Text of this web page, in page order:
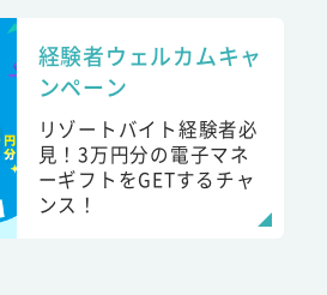
経験者ウェルカムキャ
ンペーン
リゾートバイト経験者必
見！3万円分の電子マネ
ーギフトをGETするチャ
ンス！